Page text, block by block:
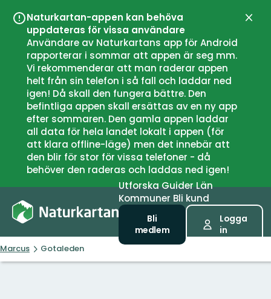
Naturkartan-appen kan behöva
uppdateras för vissa användare
Användare av Naturkartans app för Android
rapporterar i sommar att appen är seg mm.
Vi rekommenderar att man raderar appen
helt från sin telefon i så fall och laddar ned
igen! Då skall den fungera bättre. Den
befintliga appen skall ersättas av en ny app
efter sommaren. Den gamla appen laddar
all data för hela landet lokalt i appen (för
att klara offline-läge) men det innebär att
den blir för stor för vissa telefoner - då
behöver den raderas och laddas ned igen!
UtforskaGuiderLän
Kommuner Bli kund
Bli
medlem
Logga
in
Marcus Gotaleden